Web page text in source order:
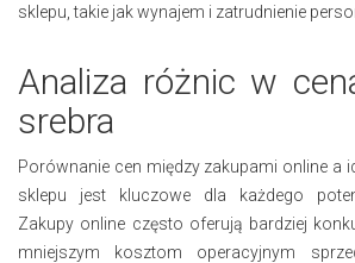
sklepu, takie jak wynajem i zatrudnienie
Analiza różnic w
srebra
Porównanie cen między zakupami online a
sklepu jest kluczowe dla każdego
Zakupy online często oferują bardziej
mniejszym kosztom operacyjnym